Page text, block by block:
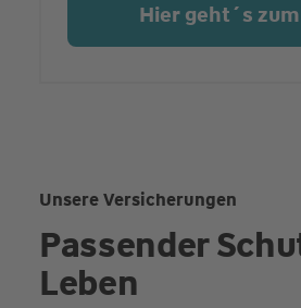
Hier geht´s
Unsere Versicherungen
Passender
Leben